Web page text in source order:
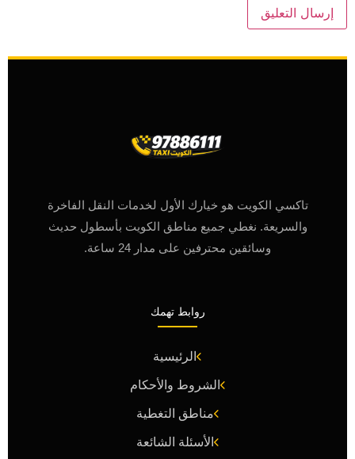
تاكسي الكويت هو خيارك الأول لخدمات النقل الفاخرة
والسريعة. نغطي جميع مناطق الكويت بأسطول حديث
وسائقين محترفين على مدار 24 ساعة.
روابط تهمك
الرئيسية
الشروط والأحكام
مناطق التغطية
الأسئلة الشائعة